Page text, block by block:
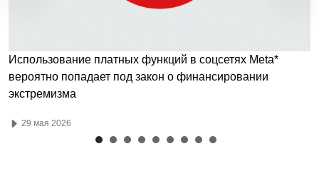
Использование платных функций в соцсетях Meta*
вероятно попадает под закон о финансировании
экстремизма
29 мая 2026